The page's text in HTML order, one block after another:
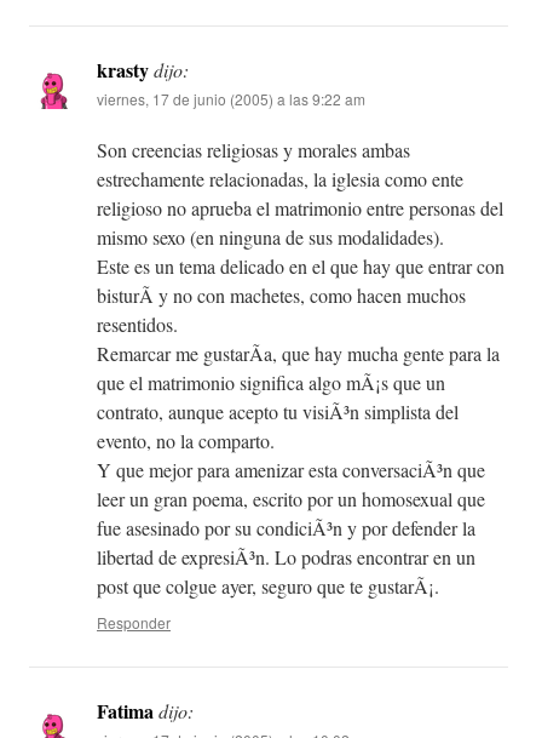
krastydijo:
viernes, 17 de junio (2005) a las 9:22 am
Son creencias religiosas y morales ambas
estrechamente relacionadas, la iglesia como ente
religioso no aprueba el matrimonio entre personas del
mismo sexo (en ninguna de sus modalidades).
Este es un tema delicado en el que hay que entrar con
bisturÃ­ y no con machetes, como hacen muchos
resentidos.
Remarcar me gustarÃ­a, que hay mucha gente para la
que el matrimonio significa algo mÃ¡s que un
contrato, aunque acepto tu visiÃ³n simplista del
evento, no la comparto.
Y que mejor para amenizar esta conversaciÃ³n que
leer un gran poema, escrito por un homosexual que
fue asesinado por su condiciÃ³n y por defender la
libertad de expresiÃ³n. Lo podras encontrar en un
post que colgue ayer, seguro que te gustarÃ¡.
Responder
Fatimadijo: